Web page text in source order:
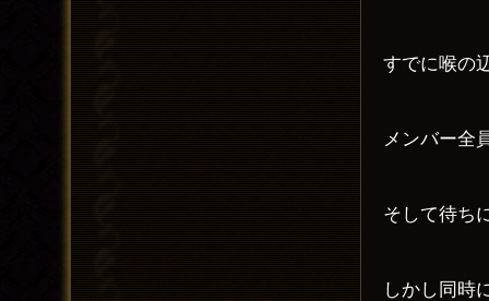
すでに喉の
メンバー全
そして待ち
しかし同時